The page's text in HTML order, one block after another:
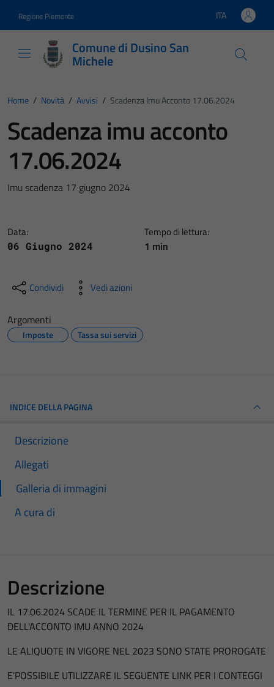
Regione Piemonte Lingua attiva:
ITA
Comune di Dusino San
Michele
Home / Novità / Avvisi / Scadenza Imu Acconto 17.06.2024
Scadenza imu acconto
17.06.2024
Imu scadenza 17 giugno 2024
Data:
06 Giugno 2024
Tempo di lettura:
1 min
Condividi Vedi azioni
Argomenti
Imposte Tassa sui servizi
INDICE DELLA PAGINA
Descrizione
Allegati
Galleria di immagini
A cura di
Descrizione
IL 17.06.2024 SCADE IL TERMINE PER IL PAGAMENTO
DELL'ACCONTO IMU ANNO 2024
LE ALIQUOTE IN VIGORE NEL 2023 SONO STATE PROROGATE
E'POSSIBILE UTILIZZARE IL SEGUENTE LINK PER I CONTEGGI